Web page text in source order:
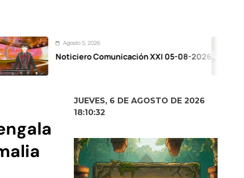
5, 2026
Comunicación XXI 05-08-2026
JUEVES, 6 DE AGOSTO DE 2026
18:10:33